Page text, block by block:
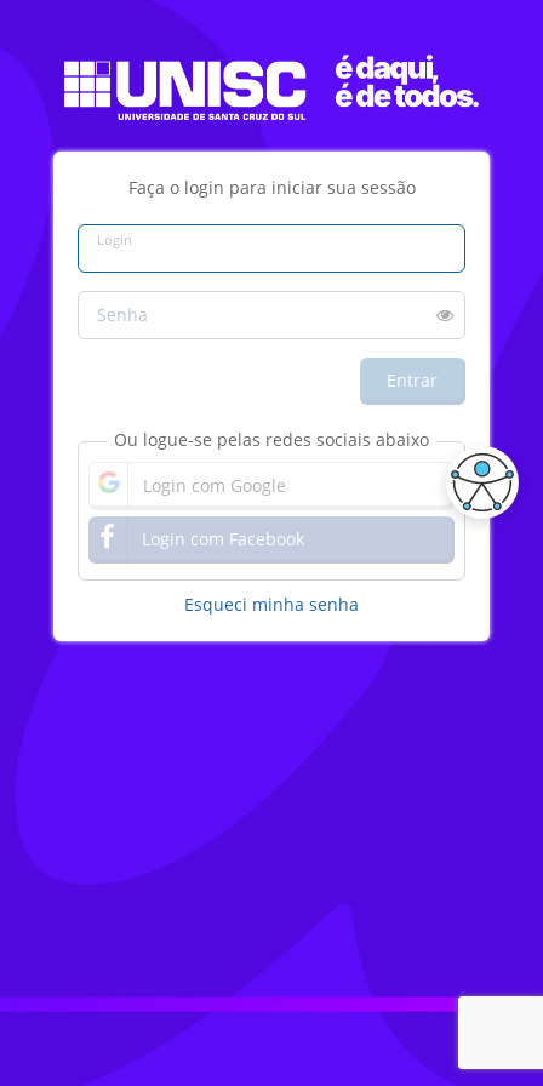
Faça o login para iniciar sua sessão
Login
Senha
Entrar
Ou logue-se pelas redes sociais abaixo
Login com Google
Login com Facebook
Esqueci minha senha